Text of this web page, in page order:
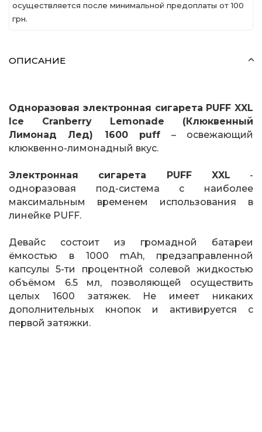
осуществляется после минимальной предоплаты от 100
грн.
ОПИСАНИЕ
Одноразовая электронная сигарета PUFF XXL
Ice Cranberry Lemonade (Клюквенный
Лимонад Лед) 1600 puff – освежающий
клюквенно-лимонадный вкус.
Электронная сигарета PUFF XXL -
одноразовая под-система с наиболее
максимальным временем использования в
линейке PUFF.
Девайс состоит из громадной батареи
ёмкостью в 1000 mAh, предзаправленной
капсулы 5-ти процентной солевой жидкостью
объёмом 6.5 мл, позволяющей осуществить
целых 1600 затяжек. Не имеет никаких
дополнительных кнопок и активируется с
первой затяжки.